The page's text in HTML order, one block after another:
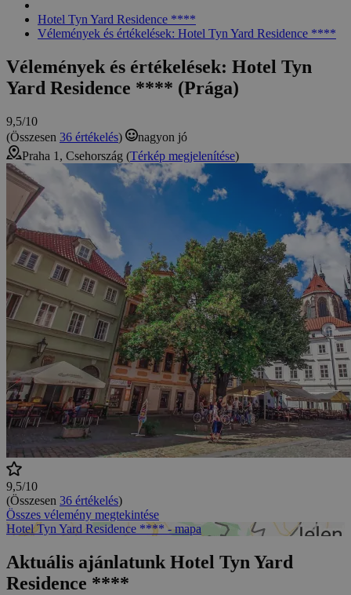
Hotel Tyn Yard Residence ****
Vélemények és értékelések: Hotel Tyn Yard Residence ****
Vélemények és értékelések: Hotel Tyn
Yard Residence **** (Prága)
9,5/10
(Összesen 36 értékelés)
nagyon jó
Praha 1, Csehország (Térkép megjelenítése)
9,5/10
(Összesen 36 értékelés)
Összes vélemény megtekintése
Hotel Tyn Yard Residence **** - mapa
Aktuális ajánlatunk Hotel Tyn Yard
Residence ****